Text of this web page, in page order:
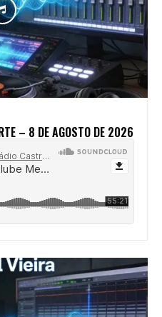
– 8 DE AGOSTO DE 2026